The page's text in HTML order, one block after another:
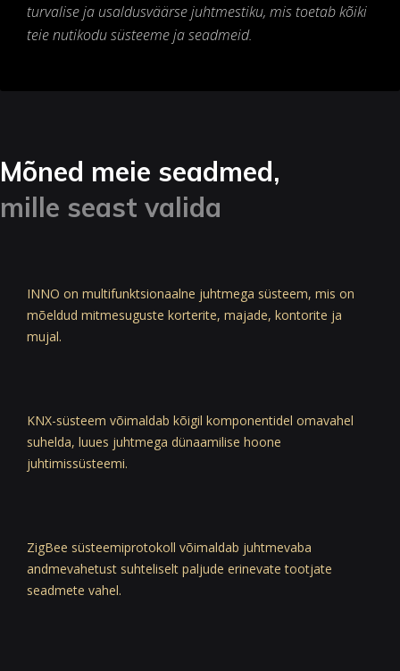
turvalise ja usaldusväärse juhtmestiku, mis toetab kõiki
teie nutikodu süsteeme ja seadmeid.
Mõned meie seadmed,
mille seast valida
INNO on multifunktsionaalne juhtmega süsteem, mis on
mõeldud mitmesuguste korterite, majade, kontorite ja
mujal.
KNX-süsteem võimaldab kõigil komponentidel omavahel
suhelda, luues juhtmega dünaamilise hoone
juhtimissüsteemi.
ZigBee süsteemiprotokoll võimaldab juhtmevaba
andmevahetust suhteliselt paljude erinevate tootjate
seadmete vahel.